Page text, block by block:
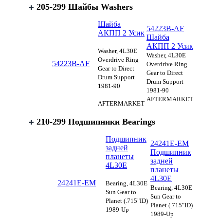
205-299 Шайбы Washers
54223B-AF
Шайба
АКПП 2 Усик
Washer, 4L30E
Overdrive Ring
Gear to Direct
Drum Support
1981-90
AFTERMARKET
54223B-AF
Шайба
АКПП 2 Усик
Washer, 4L30E
Overdrive Ring
Gear to Direct
Drum Support
1981-90
AFTERMARKET
210-299 Подшипники Bearings
24241E-EM
Подшипник
задней
планеты
4L30E
Bearing, 4L30E
Sun Gear to
Planet (.715"ID)
1989-Up
24241E-EM
Подшипник
задней
планеты
4L30E
Bearing, 4L30E
Sun Gear to
Planet (.715"ID)
1989-Up